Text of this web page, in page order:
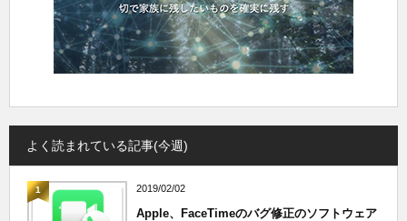
よく読まれている記事(今週)
1 2019/02/02
Apple、FaceTimeのバグ修正のソフトウェア